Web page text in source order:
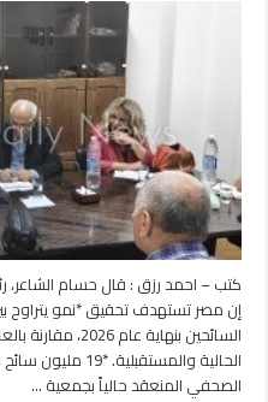
كتب – احمد رزق : قال حسام الشاعر،
السائحين بنهاية
الصحفي المنعقد حالياً بجمعية …